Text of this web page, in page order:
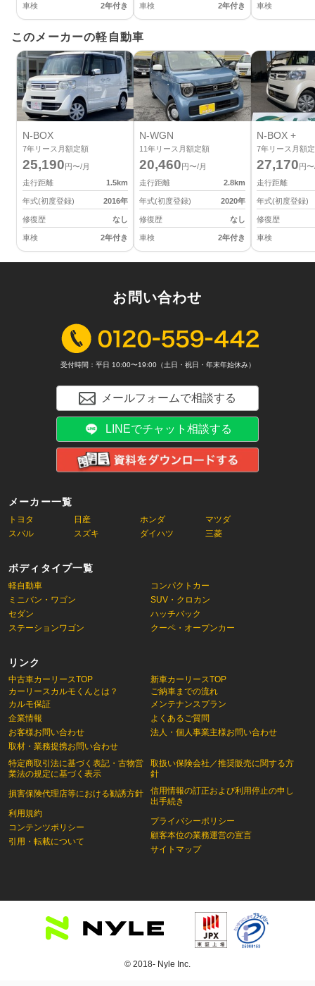
車検 2年付き 車検 2年付き 車検
このメーカーの軽自動車
N-BOX
7年リース月額定額
25,190円〜/月
走行距離
1.5km
年式(初度登録) 2016年
修復歴 なし
車検 2年付き
N-WGN
11年リース月額定額
20,460円〜/月
走行距離
2.8km
年式(初度登録) 2020年
修復歴 なし
車検 2年付き
N-BOX +
7年リース月額
27,170円
走行距離
年式(初度登録)
修復歴
車検
メーカー一覧
トヨタ 日産 ホンダ
マツダ
スバル
スズキ ダイハツ 三菱
ボディタイプ一覧
軽自動車
コンパクトカー
ミニバン・ワゴン
SUV・クロカン
セダン
ハッチバック
ステーションワゴン
クーペ・オープンカー
リンク
中古車カーリースTOP
カーリースカルモくんとは？
新車カーリースTOP
ご納車までの流れ
カルモ保証
企業情報
お客様お問い合わせ
取材・業務提携お問い合わせ
特定商取引法に基づく表記・古物営
業法の規定に基づく表示
損害保険代理店等における勧誘方針
利用規約
コンテンツポリシー
引用・転載について
メンテナンスプラン
よくあるご質問
法人・個人事業主様お問い合わせ
取扱い保険会社／推奨販売に関する方
針
信用情報の訂正および利用停止の申し
出手続き
プライバシーポリシー
顧客本位の業務運営の宣言
サイトマップ
お問い合わせ
受付時間：平日 10:00〜19:00（土日・祝日・年末年始休み）
メールフォームで相談する
LINEでチャット相談する
© 2018- Nyle Inc.